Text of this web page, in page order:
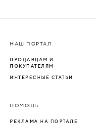
НАШ ПОРТАЛ
ПРОДАВЦАМ И
ПОКУПАТЕЛЯМ
ИНТЕРЕСНЫЕ СТАТЬИ
ПОМОЩЬ
РЕКЛАМА НА ПОРТАЛЕ